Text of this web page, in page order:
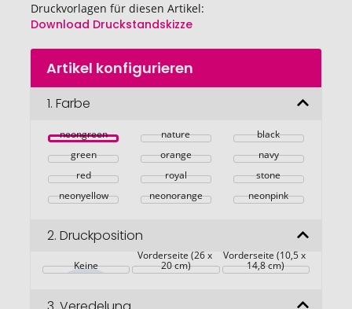
Druckvorlagen für diesen Artikel:
Download Druckstandskizze
Zum
Anfang
Bildgalerie
Artikel konfigurieren
1. Farbe
neongreen nature
black
green
orange
navy
red
royal
stone
neonyellow
neonorange neonpink
2. Druckposition
Keine
Vorderseite (26 x
20 cm)
Vorderseite (10,5 x
14,8 cm)